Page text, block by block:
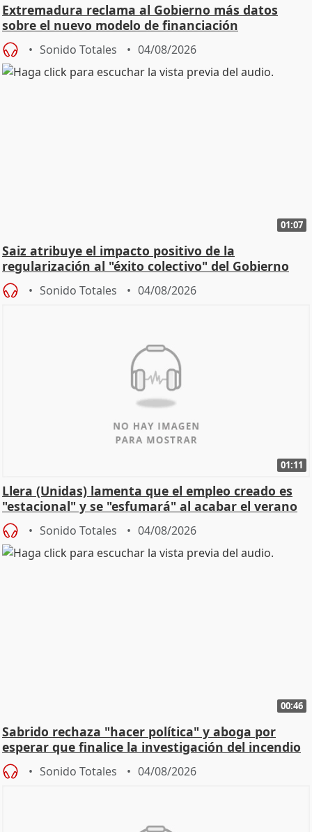
Extremadura reclama al Gobierno más datos
sobre el nuevo modelo de financiación
Sonido Totales 04/08/2026
01:07
Saiz atribuye el impacto positivo de la
regularización al "éxito colectivo" del Gobierno
Sonido Totales 04/08/2026
01:11
Llera (Unidas) lamenta que el empleo creado es
"estacional" y se "esfumará" al acabar el verano
Sonido Totales 04/08/2026
00:46
Sabrido rechaza "hacer política" y aboga por
esperar que finalice la investigación del incendio
Sonido Totales 04/08/2026